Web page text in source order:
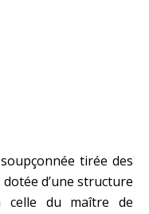
tirée des
dotée d’une structure
celle du maître de